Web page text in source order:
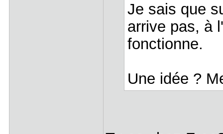
Je sais que
arrive pas, à
fonctionne.
Une idée ?